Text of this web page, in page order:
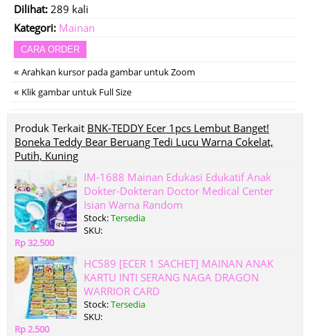
Dilihat: 289 kali
Kategori: Mainan
CARA ORDER
« Arahkan kursor pada gambar untuk Zoom
« Klik gambar untuk Full Size
Produk Terkait BNK-TEDDY Ecer 1pcs Lembut Banget!
Boneka Teddy Bear Beruang Tedi Lucu Warna Cokelat,
Putih, Kuning
IM-1688 Mainan Edukasi Edukatif Anak
Dokter-Dokteran Doctor Medical Center
Isian Warna Random
Stock:Tersedia
SKU:
Rp 32.500
HC589 [ECER 1 SACHET] MAINAN ANAK
KARTU INTI SERANG NAGA DRAGON
WARRIOR CARD
Stock:Tersedia
SKU:
Rp 2.500